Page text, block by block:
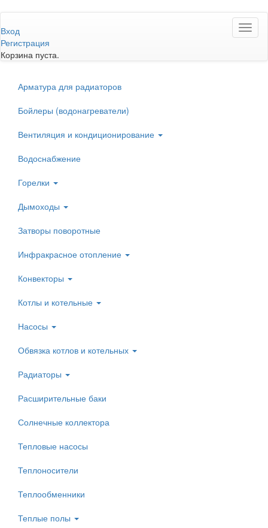
к
основному
содержанию
Вход
Регистрация
Корзина пуста.
Арматура для радиаторов
Бойлеры (водонагреватели)
Вентиляция и кондиционирование
Водоснабжение
Горелки
Дымоходы
Затворы поворотные
Инфракрасное отопление
Конвекторы
Котлы и котельные
Насосы
Обвязка котлов и котельных
Радиаторы
Расширительные баки
Солнечные коллектора
Тепловые насосы
Теплоносители
Теплообменники
Теплые полы